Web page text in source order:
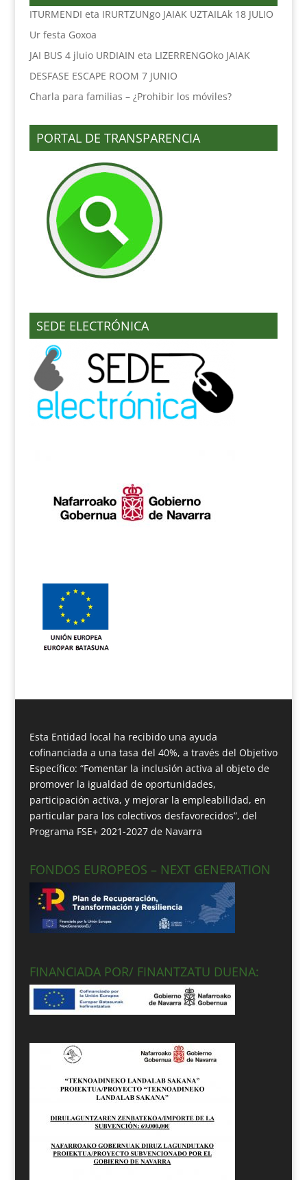
ITURMENDI eta IRURTZUNgo JAIAK UZTAILAk 18 JULIO
Ur festa Goxoa
JAI BUS 4 jluio URDIAIN eta LIZERRENGOko JAIAK
DESFASE ESCAPE ROOM 7 JUNIO
Charla para familias – ¿Prohibir los móviles?
PORTAL DE TRANSPARENCIA
SEDE ELECTRÓNICA
Esta Entidad local ha recibido una ayuda
cofinanciada a una tasa del 40%, a través del Objetivo
Específico: “Fomentar la inclusión activa al objeto de
promover la igualdad de oportunidades,
participación activa, y mejorar la empleabilidad, en
particular para los colectivos desfavorecidos”, del
Programa FSE+ 2021-2027 de Navarra
FONDOS EUROPEOS – NEXT GENERATION
FINANCIADA POR/ FINANTZATU DUENA: